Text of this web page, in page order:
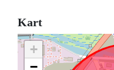
Kart
+
−